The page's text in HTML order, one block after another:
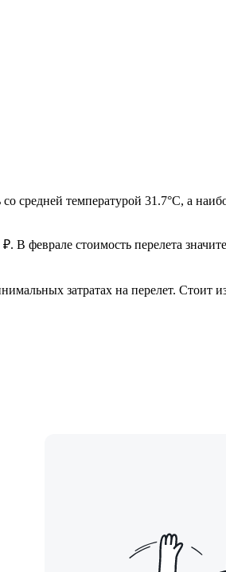
средней температурой 31.7°C, а
В феврале стоимость перелета
затратах на перелет. Стоит